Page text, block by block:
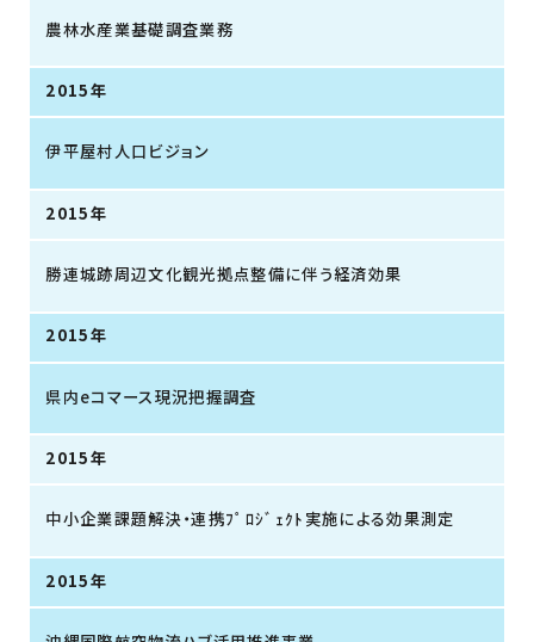
農林水産業基礎調査業務
2015年
伊平屋村人口ビジョン
2015年
勝連城跡周辺文化観光拠点整備に伴う経済効果
2015年
県内eコマース現況把握調査
2015年
中小企業課題解決・連携ﾌﾟﾛｼﾞｪｸﾄ実施による効果測定
2015年